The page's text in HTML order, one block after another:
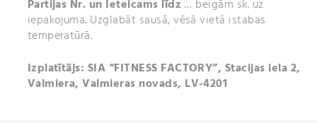
Partijas Nr. un Ieteicams līdz… beigām sk. uz
iepakojuma. Uzglabāt sausā, vēsā vietā istabas
temperatūrā.
Izplatītājs: SIA “FITNESS FACTORY”, Stacijas iela 2,
Valmiera, Valmieras novads, LV-4201